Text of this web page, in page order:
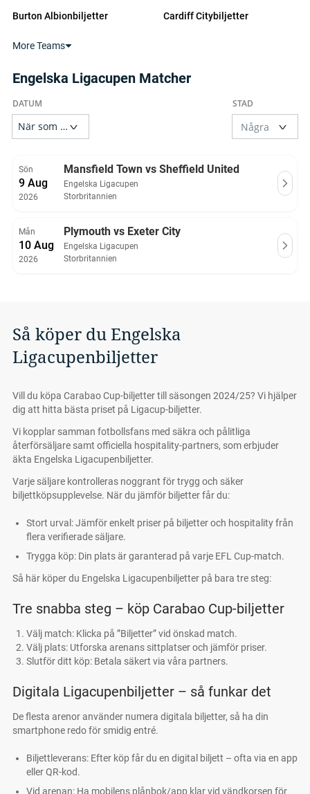
Burton Albionbiljetter
Cardiff Citybiljetter
Lutonbiljetter
Middlesbroughbiljetter
Millwallbiljetter
Norwich Citybiljetter
Queens Park Rangersbiljetter
Sheffield Wednesdaybiljetter
Southamptonbiljetter
Stoke Citybiljetter
West Ham Unitedbiljetter
Wolvesbiljetter
More Teams
Engelska Ligacupen Matcher
Sön
9 Aug
2026
Mansfield Town vs Sheffield United
Engelska Ligacupen
Storbritannien
Mån
10 Aug
2026
Plymouth vs Exeter City
Engelska Ligacupen
Storbritannien
Så köper du Engelska
Ligacupenbiljetter
Vill du köpa Carabao Cup-biljetter till säsongen 2024/25? Vi hjälper
dig att hitta bästa priset på Ligacup-biljetter.
Vi kopplar samman fotbollsfans med säkra och pålitliga
återförsäljare samt officiella hospitality-partners, som erbjuder
äkta Engelska Ligacupenbiljetter.
Varje säljare kontrolleras noggrant för trygg och säker
biljettköpsupplevelse. När du jämför biljetter får du:
Stort urval: Jämför enkelt priser på biljetter och hospitality från
flera verifierade säljare.
Trygga köp: Din plats är garanterad på varje EFL Cup-match.
Så här köper du Engelska Ligacupenbiljetter på bara tre steg:
Tre snabba steg – köp Carabao Cup-biljetter
Välj match: Klicka på ”Biljetter” vid önskad match.
Välj plats: Utforska arenans sittplatser och jämför priser.
Slutför ditt köp: Betala säkert via våra partners.
Digitala Ligacupenbiljetter – så funkar det
De flesta arenor använder numera digitala biljetter, så ha din
smartphone redo för smidig entré.
Biljettleverans: Efter köp får du en digital biljett – ofta via en app
eller QR-kod.
Vid arenan: Ha mobilens plånbok/app klar vid vändkorsen för